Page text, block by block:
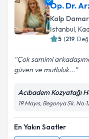
Op. Dr.
Kalp
İstanbul,
5 (219
Çok samimi
güven ve mutluluk...
Acıbadem Kozyatağı
19 Mayıs, Begonya Sk.
En Yakın Saatler